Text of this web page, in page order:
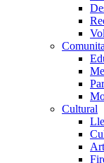
Cultural